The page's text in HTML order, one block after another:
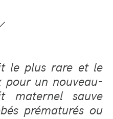
le plus rare et le
pour un nouveau-
sauve
prématurés ou